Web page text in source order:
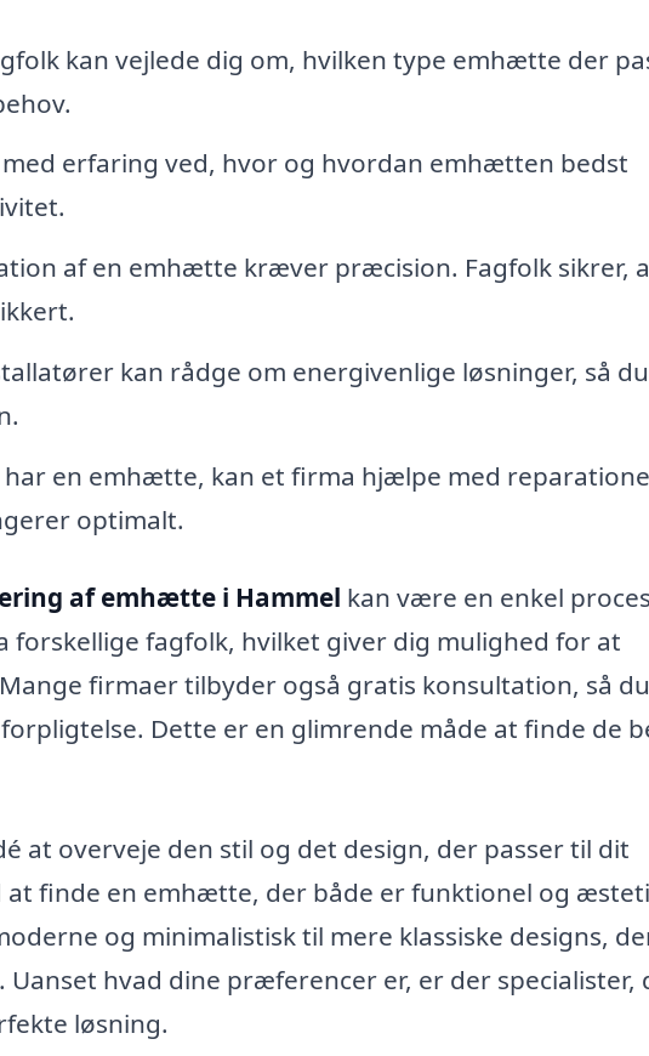
kan vejlede dig om, hvilken type emhætte der
erfaring ved, hvor og hvordan emhætten bedst
af en emhætte kræver præcision. Fagfolk sikrer,
kan rådge om energivenlige løsninger, så du
har en emhætte, kan et firma hjælpe med
optimalt.
af emhætte i Hammel kan være en enkel
fagfolk, hvilket giver dig mulighed for at
firmaer tilbyder også gratis konsultation, så
Dette er en glimrende måde at finde de
at overveje den stil og det design, der passer til dit
at finde en emhætte, der både er funktionel og
og minimalistisk til mere klassiske designs,
hvad dine præferencer er, er der specialister,
løsning.